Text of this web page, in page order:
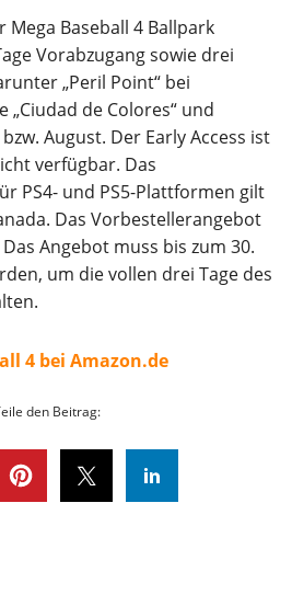
Baseball 4 Ballpark
Vorabzugang sowie drei
„Peril Point“ bei
de Colores“ und
August. Der Early Access ist
verfügbar. Das
PS4- und PS5-Plattformen gilt
Das Vorbestellerangebot
Angebot muss bis zum 30.
um die vollen drei Tage des
4 bei Amazon.de
den Beitrag: